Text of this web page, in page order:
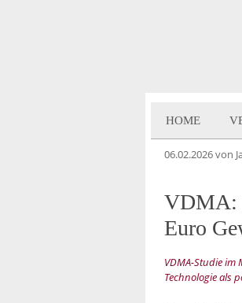
HOME
06.02.2026von
VDMA:
Euro
VDMA-Studie
Technologie als